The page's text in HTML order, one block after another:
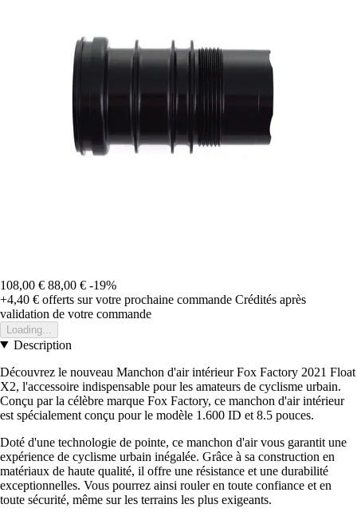
108,00 € 88,00 € -19%
+4,40 € offerts sur votre prochaine commande Crédités après
validation de votre commande
Loading...
Description
Découvrez le nouveau Manchon d'air intérieur Fox Factory 2021 Float
X2, l'accessoire indispensable pour les amateurs de cyclisme urbain.
Conçu par la célèbre marque Fox Factory, ce manchon d'air intérieur
est spécialement conçu pour le modèle 1.600 ID et 8.5 pouces.
Doté d'une technologie de pointe, ce manchon d'air vous garantit une
expérience de cyclisme urbain inégalée. Grâce à sa construction en
matériaux de haute qualité, il offre une résistance et une durabilité
exceptionnelles. Vous pourrez ainsi rouler en toute confiance et en
toute sécurité, même sur les terrains les plus exigeants.